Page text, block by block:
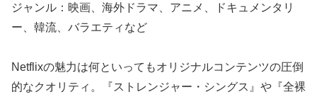
ジャンル：映画、海外ドラマ、アニメ、ドキュメンタリ
ー、韓流、バラエティなど
Netflixの魅力は何といってもオリジナルコンテンツの圧倒
的なクオリティ。『ストレンジャー・シングス』や『全裸